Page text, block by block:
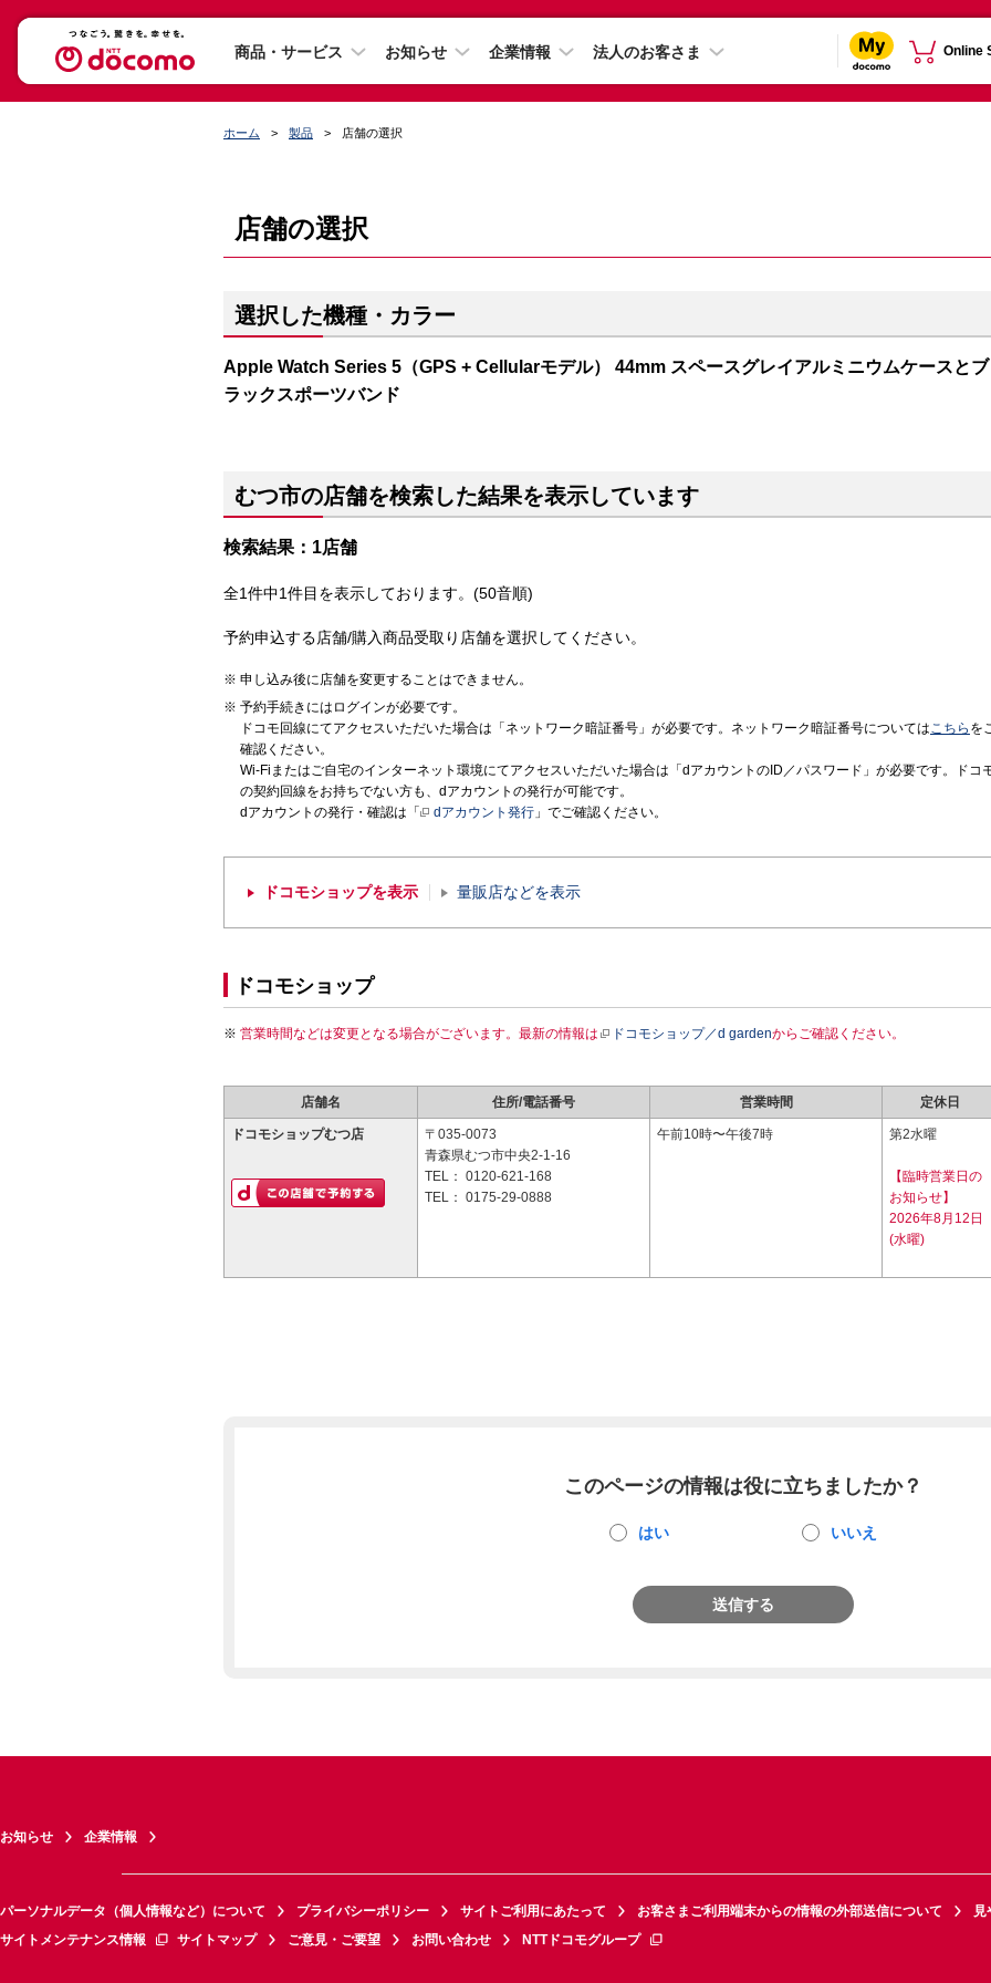
商品・サービス お知らせ 企業情報 法人のお客さま Online
ホーム 製品 店舗の選択
店舗の選択
選択した機種・カラー
Apple Watch Series 5（GPS + Cellularモデル） 44mm スペースグレイアルミニウムケースとブ
ラックスポーツバンド
むつ市の店舗を検索した結果を表示しています
検索結果：1店舗
全1件中1件目を表示しております。(50音順)
予約申込する店舗/購入商品受取り店舗を選択してください。
申し込み後に店舗を変更することはできません。
予約手続きにはログインが必要です。
ドコモ回線にてアクセスいただいた場合は「ネットワーク暗証番号」が必要です。ネットワーク暗証番号についてはこちら を
確認ください。
Wi-Fiまたはご自宅のインターネット環境にてアクセスいただいた場合は「dアカウントのID／パスワード」が必要です。ドコ
の契約回線をお持ちでない方も、dアカウントの発行が可能です。
dアカウントの発行・確認は「
dアカウント発行 」でご確認ください。
ドコモショップを表示 量販店などを表示
ドコモショップ
営業時間などは変更となる場合がございます。最新の情報は ドコモショップ／d gardenからご確認ください。
店舗名 住所/電話番号 営業時間 定休日
ドコモショップむつ店
〒035-0073
青森県むつ市中央2-1-16
TEL： 0120-621-168
TEL： 0175-29-0888
午前10時〜午後7時 第2水曜
【臨時営業日の
お知らせ】
2026年8月12日
(水曜)
このページの情報は役に立ちましたか？
はい いいえ
送信する
お知らせ 企業情報
パーソナルデータ（個人情報など）について プライバシーポリシー サイトご利用にあたって お客さまご利用端末からの情報の外部送信について
見
サイトメンテナンス情報
サイトマップ ご意見・ご要望 お問い合わせ NTTドコモグループ